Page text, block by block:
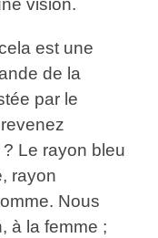
vision.
est une
de la
par le
Le rayon bleu
rayon
Nous
à la femme ;